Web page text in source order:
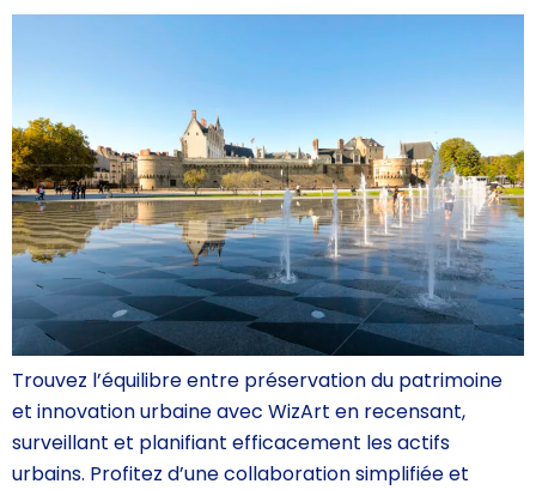
Trouvez l’équilibre entre préservation du patrimoine
et innovation urbaine avec WizArt en recensant,
surveillant et planifiant efficacement les actifs
urbains. Profitez d’une collaboration simplifiée et